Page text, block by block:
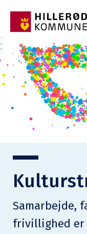
Samarbejde,
frivillighed